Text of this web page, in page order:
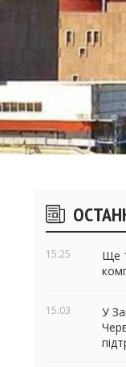
Бічні
віджети
15:25
Ще
15:03
У